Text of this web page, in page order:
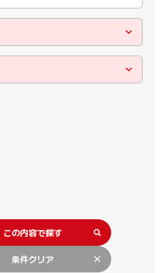
この内容で探す
条件クリア